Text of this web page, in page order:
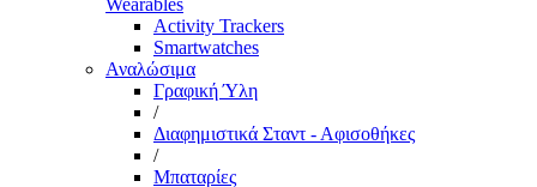
Wearables
Activity Trackers
Smartwatches
Αναλώσιμα
Γραφική Ύλη
/
Διαφημιστικά Σταντ - Αφισοθήκες
/
Μπαταρίες